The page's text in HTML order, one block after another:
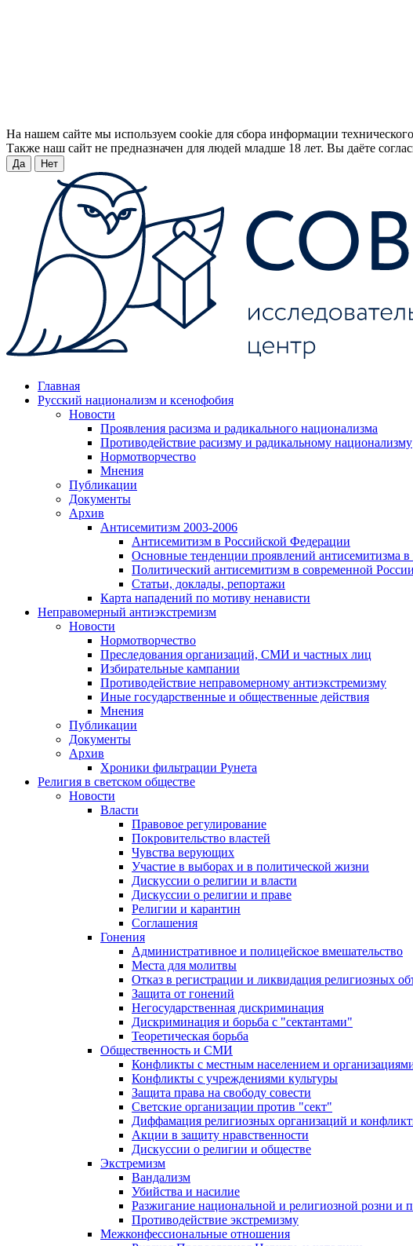
На нашем сайте мы используем cookie для сбора информации
Также наш сайт не предназначен для людей младше 18 лет. Вы даёте
Да Нет
Главная
Русский национализм и ксенофобия
Новости
Проявления расизма и радикального национализма
Противодействие расизму и радикальному национализму
Нормотворчество
Мнения
Публикации
Документы
Архив
Антисемитизм 2003-2006
Антисемитизм в Российской Федерации
Основные тенденции проявлений антисемитизма в
Политический антисемитизм в современной России
Статьи, доклады, репортажи
Карта нападений по мотиву ненависти
Неправомерный антиэкстремизм
Новости
Нормотворчество
Преследования организаций, СМИ и частных лиц
Избирательные кампании
Противодействие неправомерному антиэкстремизму
Иные государственные и общественные действия
Мнения
Публикации
Документы
Архив
Хроники фильтрации Рунета
Религия в светском обществе
Новости
Власти
Правовое регулирование
Покровительство властей
Чувства верующих
Участие в выборах и в политической жизни
Дискуссии о религии и власти
Дискуссии о религии и праве
Религии и карантин
Соглашения
Гонения
Административное и полицейское вмешательство
Места для молитвы
Отказ в регистрации и ликвидация религиозных
Защита от гонений
Негосударственная дискриминация
Дискриминация и борьба с "сектантами"
Теоретическая борьба
Общественность и СМИ
Конфликты с местным населением и
Конфликты с учреждениями культуры
Защита права на свободу совести
Светские организации против "сект"
Диффамация религиозных организаций и
Акции в защиту нравственности
Дискуссии о религии и обществе
Экстремизм
Вандализм
Убийства и насилие
Разжигание национальной и религиозной розни и
Противодействие экстремизму
Межконфессиональные отношения